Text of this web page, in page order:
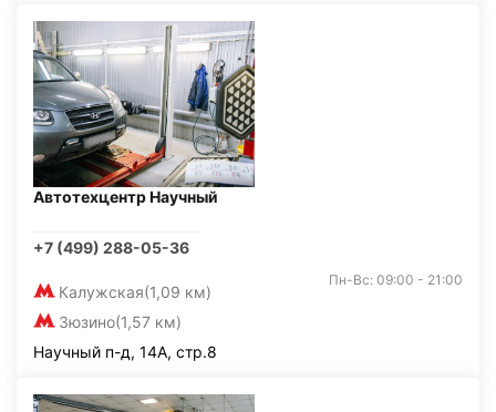
Автотехцентр Научный
+7 (499) 288-05-36
Калужская(1,09 км)
Зюзино(1,57 км)
Пн-Вс: 09:00 - 21:00
Научный п-д, 14А, стр.8